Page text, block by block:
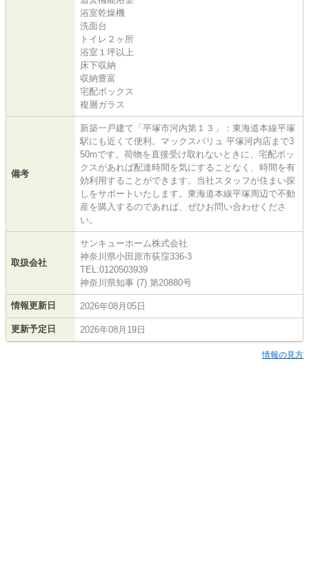
浴室乾燥機
洗面台
トイレ２ヶ所
浴室１坪以上
床下収納
収納豊富
宅配ボックス
複層ガラス
備考
新築一戸建て「平塚市河内第１３」：東海道本線平塚
駅にも近くて便利。マックスバリュ 平塚河内店まで3
50mです。荷物を直接受け取れないときに、宅配ボッ
クスがあれば配達時間を気にすることなく、時間を有
効利用することができます。当社スタッフが住まい探
しをサポートいたします。東海道本線平塚周辺で不動
産を購入するのであれば、ぜひお問い合わせくださ
い。
取扱会社
サンキューホーム株式会社
神奈川県小田原市荻窪336-3
TEL:0120503939
神奈川県知事 (7) 第20880号
情報更新日 2026年08月05日
更新予定日 2026年08月19日
情報の見方